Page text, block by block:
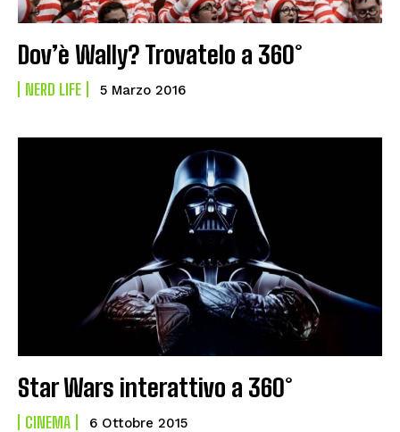
Dov’è Wally? Trovatelo a 360°
NERD LIFE 5 Marzo 2016
Star Wars interattivo a 360°
CINEMA 6 Ottobre 2015